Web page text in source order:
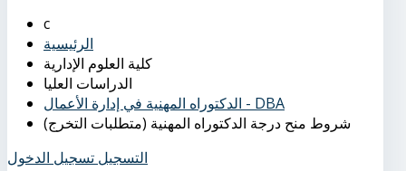
الرئيسية
الدكتوراه المهنية في إدارة الأعمال - DBA
شروط منح درجة الدكتوراه المهنية (متطلبات التخرج)
التسجيل تسجيل الدخول